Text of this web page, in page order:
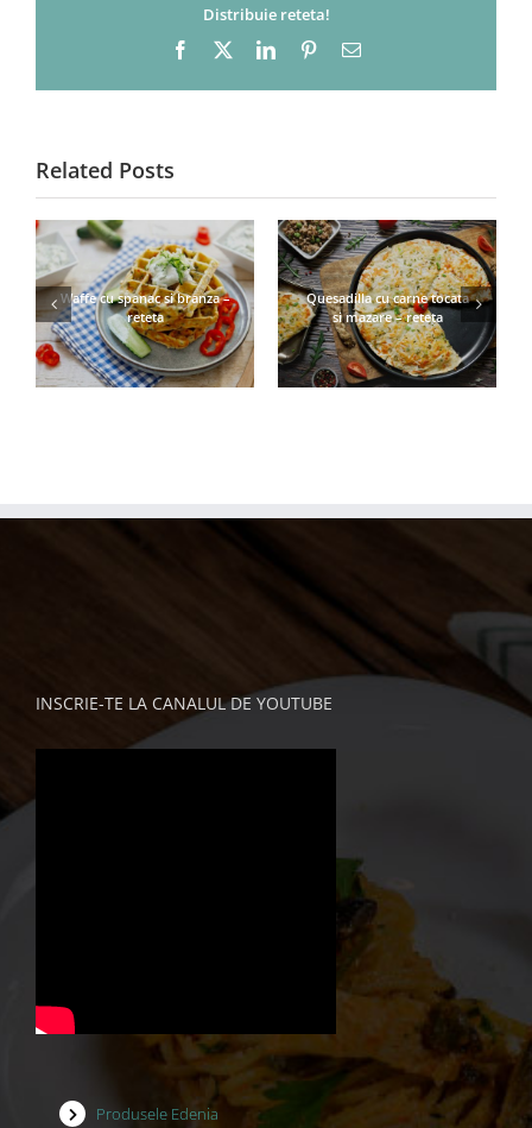
Distribuie reteta!
Facebook LinkedInPinterestEmail
Related Posts
Waffe cu spanac si branza –
reteta
Quesadilla cu carne tocata
si mazare – reteta
INSCRIE-TE LA CANALUL DE YOUTUBE
Produsele Edenia